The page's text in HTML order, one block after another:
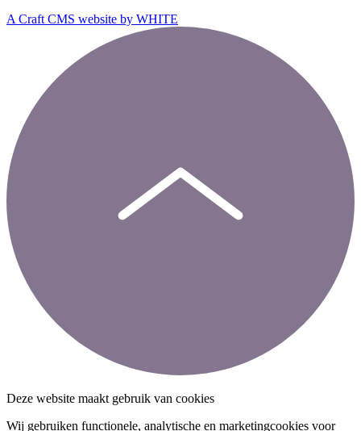
A Craft CMS website by WHITE
Deze website maakt gebruik van cookies
Wij gebruiken functionele, analytische en marketingcookies voor